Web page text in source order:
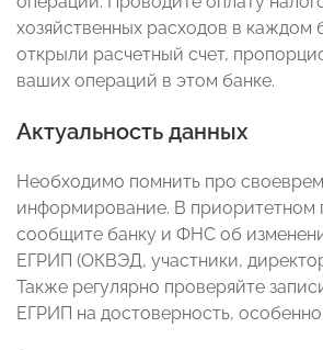
хозяйственных расходов в каждом
открыли расчетный счет,
ваших операций в этом банке.
Актуальность данных
Необходимо помнить про
информирование. В приоритетном
сообщите банку и ФНС об
ЕГРИП (ОКВЭД, участники,
Также регулярно проверяйте
ЕГРИП на достоверность,